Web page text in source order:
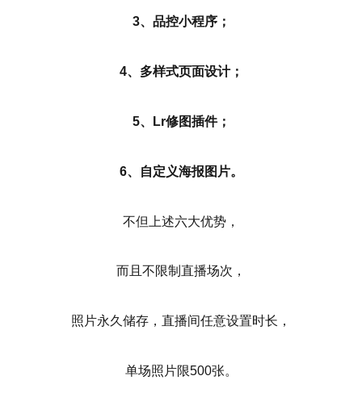
3、品控小程序；
4、多样式页面设计；
5、Lr修图插件；
6、自定义海报图片。
不但上述六大优势，
而且不限制直播场次，
照片永久储存，直播间任意设置时长，
单场照片限500张。